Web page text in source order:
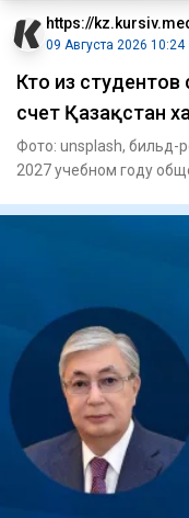
https://
09 Августа 2026 10:24
Кто из
счет Қазақстан
Фото: unsplash, бильд-
2027 учебном году